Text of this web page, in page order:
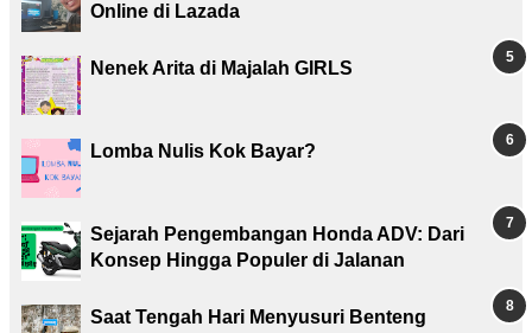
Online di Lazada
Nenek Arita di Majalah GIRLS
Lomba Nulis Kok Bayar?
Sejarah Pengembangan Honda ADV: Dari
Konsep Hingga Populer di Jalanan
Saat Tengah Hari Menyusuri Benteng